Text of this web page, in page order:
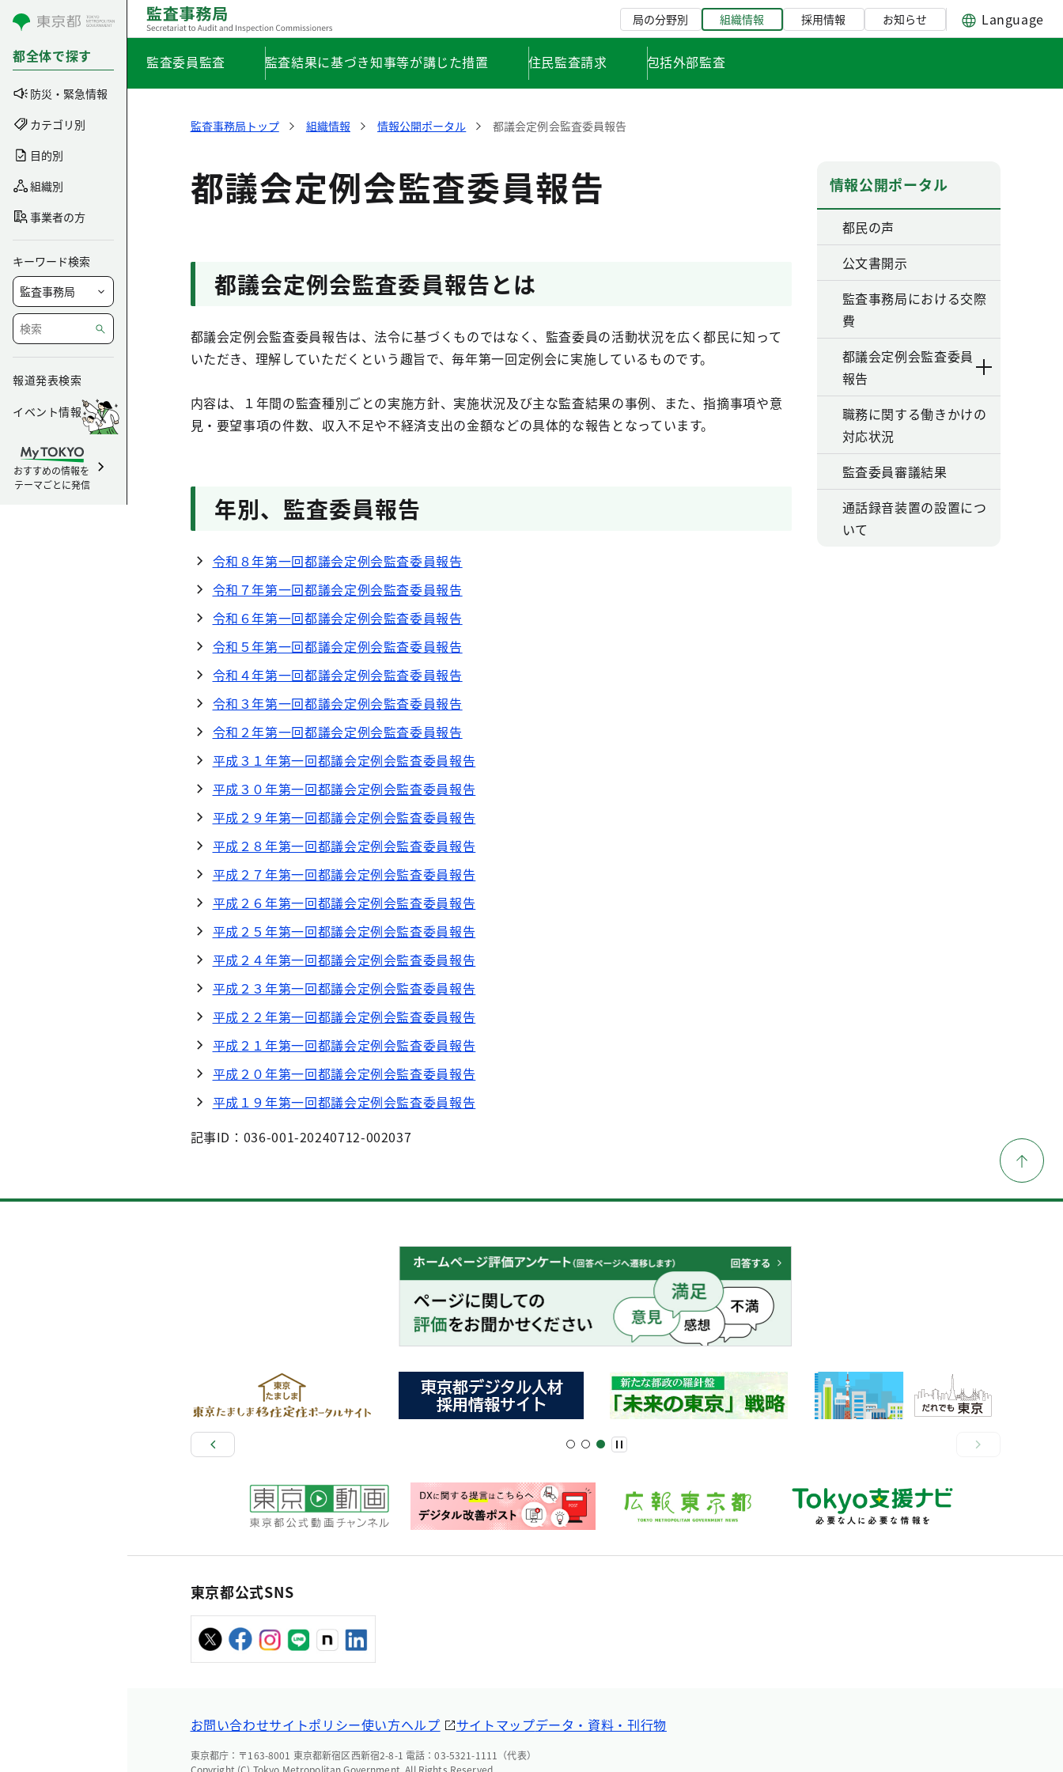
コンテンツにスキップ
都全体で探す
防災・緊急情報
カテゴリ別
目的別
組織別
事業者の方
キーワード検索
報道発表検索
イベント情報
おすすめの情報を
テーマごとに発信
局の分野別 組織情報 採用情報 お知らせ Language
監査委員監査 監査結果に基づき知事等が講じた措置 住民監査請求 包括外部監査
監査事務局トップ 組織情報 情報公開ポータル 都議会定例会監査委員報告
都議会定例会監査委員報告
都議会定例会監査委員報告とは
都議会定例会監査委員報告は、法令に基づくものではなく、監査委員の活動状況を広く都民に知って
いただき、理解していただくという趣旨で、毎年第一回定例会に実施しているものです。
内容は、１年間の監査種別ごとの実施方針、実施状況及び主な監査結果の事例、また、指摘事項や意
見・要望事項の件数、収入不足や不経済支出の金額などの具体的な報告となっています。
年別、監査委員報告
令和８年第一回都議会定例会監査委員報告
令和７年第一回都議会定例会監査委員報告
令和６年第一回都議会定例会監査委員報告
令和５年第一回都議会定例会監査委員報告
令和４年第一回都議会定例会監査委員報告
令和３年第一回都議会定例会監査委員報告
令和２年第一回都議会定例会監査委員報告
平成３１年第一回都議会定例会監査委員報告
平成３０年第一回都議会定例会監査委員報告
平成２９年第一回都議会定例会監査委員報告
平成２８年第一回都議会定例会監査委員報告
平成２７年第一回都議会定例会監査委員報告
平成２６年第一回都議会定例会監査委員報告
平成２５年第一回都議会定例会監査委員報告
平成２４年第一回都議会定例会監査委員報告
平成２３年第一回都議会定例会監査委員報告
平成２２年第一回都議会定例会監査委員報告
平成２１年第一回都議会定例会監査委員報告
平成２０年第一回都議会定例会監査委員報告
平成１９年第一回都議会定例会監査委員報告
記事ID：036-001-20240712-002037
情報公開ポータル
都民の声
公文書開示
監査事務局における交際
費
都議会定例会監査委員
報告
職務に関する働きかけの
対応状況
監査委員審議結果
通話録音装置の設置につ
いて
東京都公式SNS
お問い合わせサイトポリシー使い方ヘルプ サイトマップデータ・資料・刊行物
東京都庁：〒163-8001 東京都新宿区西新宿2-8-1 電話：03-5321-1111（代表）
Copyright (C) Tokyo Metropolitan Government. All Rights Reserved.